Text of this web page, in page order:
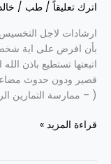
اترك تعليقاً / طب /
ارشادات لاجل التخسيس
بأن افرض على اية
اتبعتها تستطيع باذن
( – ممارسة التمارين
قراءة المزيد »